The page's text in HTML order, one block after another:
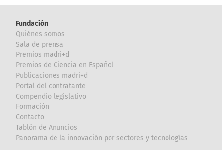
Fundación
Quiénes somos
Sala de prensa
Premios madri+d
Premios de Ciencia en Español
Publicaciones madri+d
Portal del contratante
Compendio legislativo
Formación
Contacto
Tablón de Anuncios
Panorama de la innovación por sectores y tecnologías